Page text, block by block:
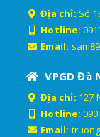
Địa chỉ: Số
Hotline:
Email:
VPGD Đà
Địa chỉ: 127
Hotline:
Email: